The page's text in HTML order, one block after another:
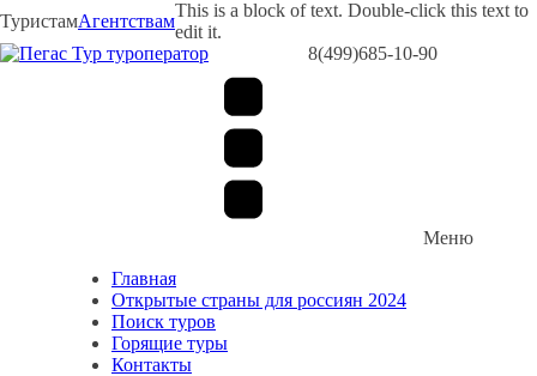
ТуристамАгентствам
This is a block of text. Double-click this text to
edit it.
8(499)685-10-90
Меню
Главная
Открытые страны для россиян 2024
Поиск туров
Горящие туры
Контакты